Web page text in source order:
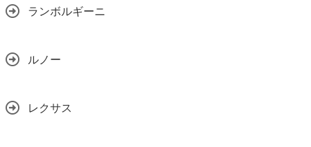
ランボルギーニ
ルノー
レクサス